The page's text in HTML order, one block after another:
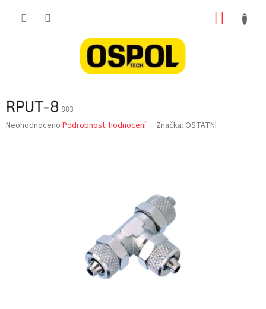
RPUT-8 883
Průměrné
Neohodnoceno Podrobnosti hodnocení Značka: OSTATNÍ